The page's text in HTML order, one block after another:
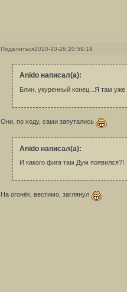
Поделиться2010-10-26 20:59:19
Anido написал(а):
Блин, укуренный конец...Я там уже
Они, по ходу, сами запутались
Anido написал(а):
И какого фига там Дум появился?!
На огонёк, вестимо, заглянул